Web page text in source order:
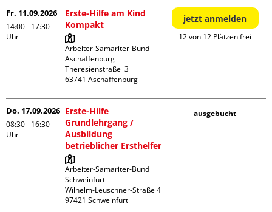
Fr. 11.09.2026
14:00 - 17:30
Uhr
Erste-Hilfe am Kind
Kompakt
Arbeiter-Samariter-Bund
Aschaffenburg
Theresienstraße  3
jetzt anmelden
12 von 12 Plätzen frei
Do. 17.09.2026
08:30 - 16:30
Uhr
Erste-Hilfe
Grundlehrgang /
Ausbildung
betrieblicher Ersthelfer
Arbeiter-Samariter-Bund
Schweinfurt
Wilhelm-Leuschner-Straße 4
ausgebucht